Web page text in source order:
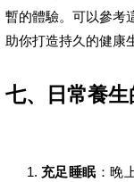
暫的體驗。可以參考
助你打造持久的健康
七、日常養
充足睡眠：晚